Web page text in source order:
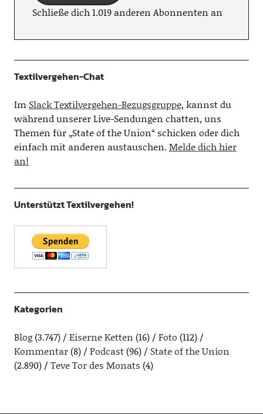
Schließe dich 1.019 anderen Abonnenten an
Textilvergehen-Chat
Im Slack Textilvergehen-Bezugsgruppe, kannst du
während unserer Live-Sendungen chatten, uns
Themen für „State of the Union“ schicken oder dich
einfach mit anderen austauschen.Melde dich hier
an!
Unterstützt Textilvergehen!
Kategorien
Blog(3.747) Eiserne Ketten (16) Foto (112)
Kommentar(8) Podcast(96)
State of the Union
(2.890)
Teve Tor des Monats (4)